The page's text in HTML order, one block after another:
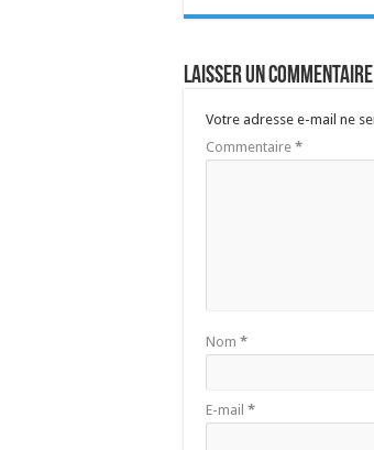
Laisser un commentaire
Votre adresse e-mail ne
Commentaire *
Nom *
E-mail *